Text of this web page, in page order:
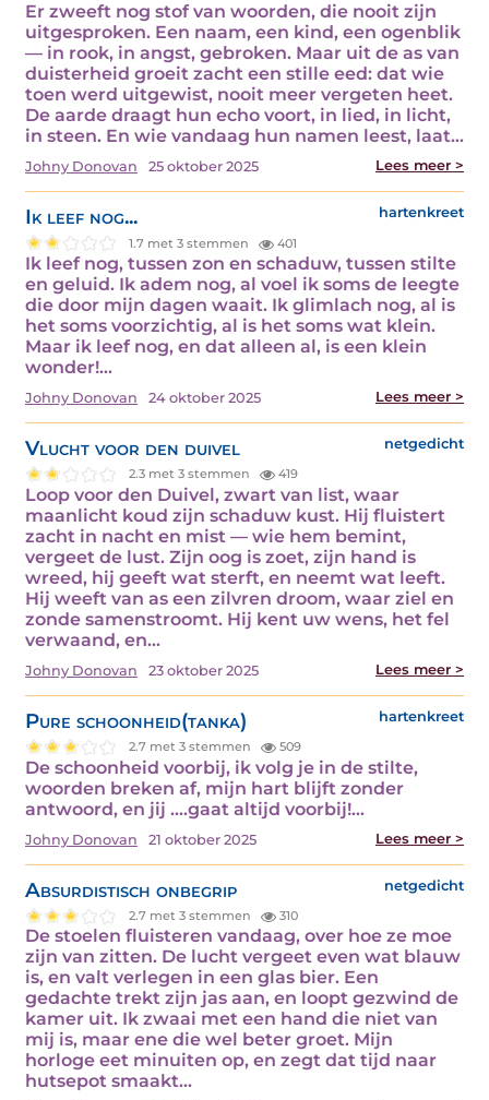
Er zweeft nog stof van woorden, die nooit zijn
uitgesproken. Een naam, een kind, een ogenblik
— in rook, in angst, gebroken. Maar uit de as van
duisterheid groeit zacht een stille eed: dat wie
toen werd uitgewist, nooit meer vergeten heet.
De aarde draagt hun echo voort, in lied, in licht,
in steen. En wie vandaag hun namen leest, laat…
Johny Donovan 25 oktober 2025 Lees meer >
Ik leef nog... hartenkreet
1.7 met 3 stemmen 401
Ik leef nog, tussen zon en schaduw, tussen stilte
en geluid. Ik adem nog, al voel ik soms de leegte
die door mijn dagen waait. Ik glimlach nog, al is
het soms voorzichtig, al is het soms wat klein.
Maar ik leef nog, en dat alleen al, is een klein
wonder!…
Johny Donovan 24 oktober 2025 Lees meer >
Vlucht voor den duivel netgedicht
2.3 met 3 stemmen 419
Loop voor den Duivel, zwart van list, waar
maanlicht koud zijn schaduw kust. Hij fluistert
zacht in nacht en mist — wie hem bemint,
vergeet de lust. Zijn oog is zoet, zijn hand is
wreed, hij geeft wat sterft, en neemt wat leeft.
Hij weeft van as een zilvren droom, waar ziel en
zonde samenstroomt. Hij kent uw wens, het fel
verwaand, en…
Johny Donovan 23 oktober 2025 Lees meer >
Pure schoonheid(tanka) hartenkreet
2.7 met 3 stemmen 509
De schoonheid voorbij, ik volg je in de stilte,
woorden breken af, mijn hart blijft zonder
antwoord, en jij ....gaat altijd voorbij!…
Johny Donovan 21 oktober 2025 Lees meer >
Absurdistisch onbegrip netgedicht
2.7 met 3 stemmen 310
De stoelen fluisteren vandaag, over hoe ze moe
zijn van zitten. De lucht vergeet even wat blauw
is, en valt verlegen in een glas bier. Een
gedachte trekt zijn jas aan, en loopt gezwind de
kamer uit. Ik zwaai met een hand die niet van
mij is, maar ene die wel beter groet. Mijn
horloge eet minuiten op, en zegt dat tijd naar
hutsepot smaakt…